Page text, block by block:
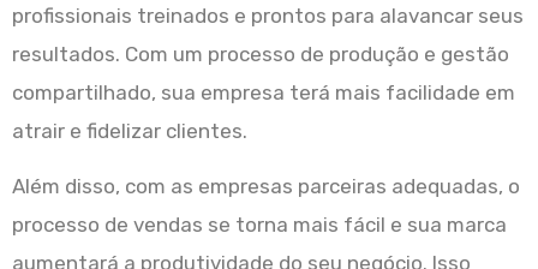
profissionais treinados e prontos para alavancar seus
resultados. Com um processo de produção e gestão
compartilhado, sua empresa terá mais facilidade em
atrair e fidelizar clientes.
Além disso, com as empresas parceiras adequadas, o
processo de vendas se torna mais fácil e sua marca
aumentará a produtividade do seu negócio. Isso